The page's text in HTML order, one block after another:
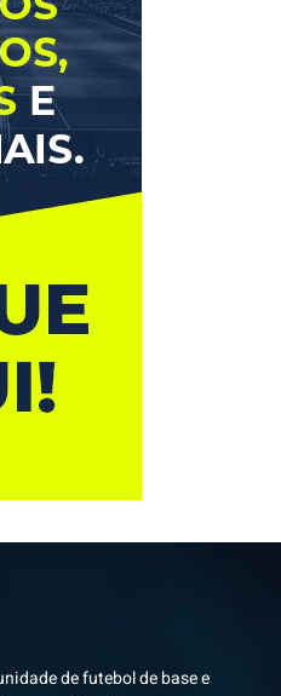
de futebol de base e